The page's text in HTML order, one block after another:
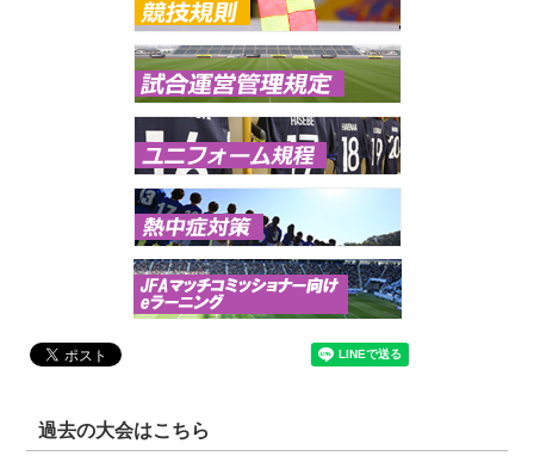
過去の大会はこちら